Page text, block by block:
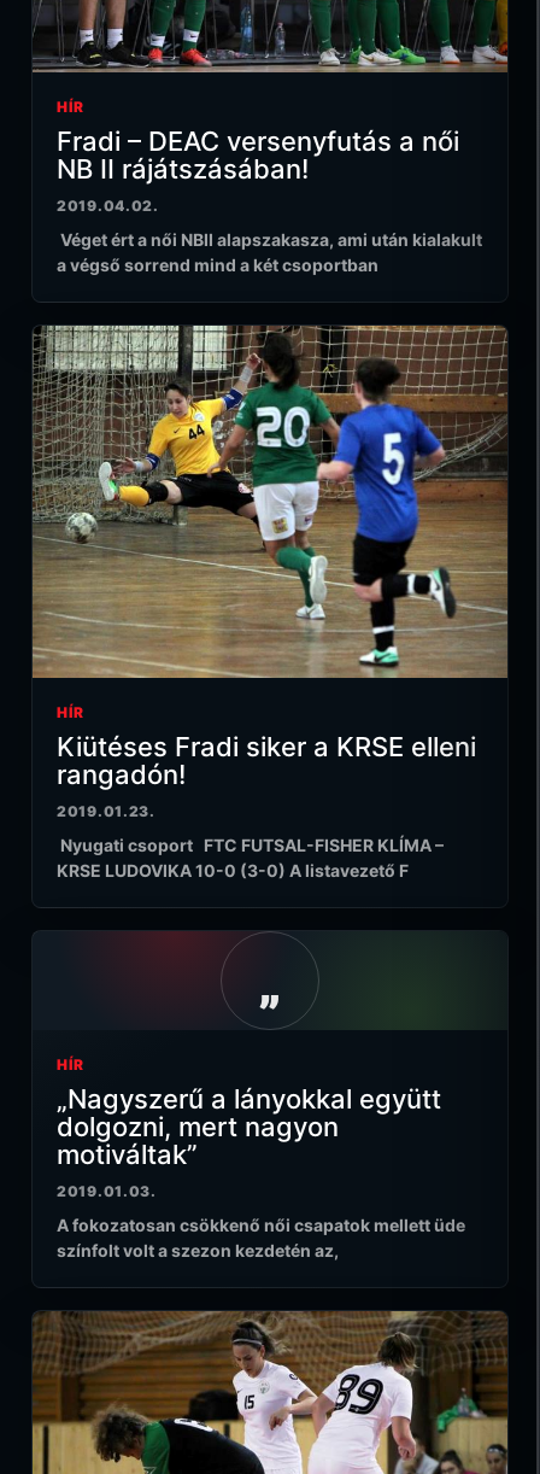
HÍR
Fradi – DEAC versenyfutás a női
NB II rájátszásában!
2019.04.02.
Véget ért a női NBII alapszakasza, ami után kialakult
a végső sorrend mind a két csoportban
HÍR
Kiütéses Fradi siker a KRSE elleni
rangadón!
2019.01.23.
Nyugati csoport FTC FUTSAL-FISHER KLÍMA –
KRSE LUDOVIKA 10-0 (3-0) A listavezető F
„
HÍR
„Nagyszerű a lányokkal együtt
dolgozni, mert nagyon
motiváltak”
2019.01.03.
A fokozatosan csökkenő női csapatok mellett üde
színfolt volt a szezon kezdetén az,